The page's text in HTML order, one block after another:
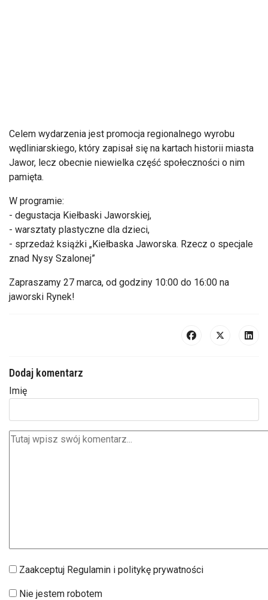
Celem wydarzenia jest promocja regionalnego wyrobu
wędliniarskiego, który zapisał się na kartach historii miasta
Jawor, lecz obecnie niewielka część społeczności o nim
pamięta.
W programie:
- degustacja Kiełbaski Jaworskiej,
- warsztaty plastyczne dla dzieci,
- sprzedaż książki „Kiełbaska Jaworska. Rzecz o specjale
znad Nysy Szalonej”
Zapraszamy 27 marca, od godziny 10:00 do 16:00 na
jaworski Rynek!
Dodaj komentarz
Imię
Zaakceptuj Regulamin i politykę prywatności
Nie jestem robotem